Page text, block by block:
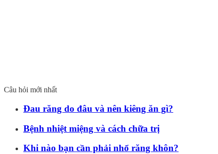
Câu hỏi mới nhất
Đau răng do đâu và nên kiêng ăn gì?
Bệnh nhiệt miệng và cách chữa trị
Khi nào bạn cần phải nhổ răng khôn?